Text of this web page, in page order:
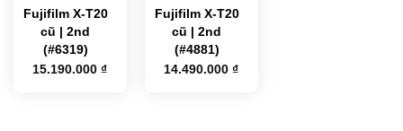
Fujifilm X-T20
cũ | 2nd
(#6319)
15.190.000₫
Fujifilm X-T20
cũ | 2nd
(#4881)
14.490.000₫